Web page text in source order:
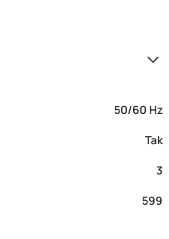
50/60 Hz
Tak
3
599